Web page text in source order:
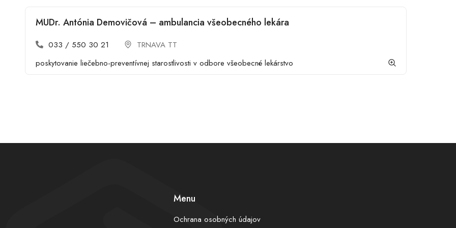
MUDr. Antónia Demovičová – ambulancia všeobecného lekára
033 / 550 30 21
TRNAVA TT
poskytovanie liečebno-preventívnej starostlivosti v odbore všeobecné lekárstvo
Menu
Ochrana osobných údajov